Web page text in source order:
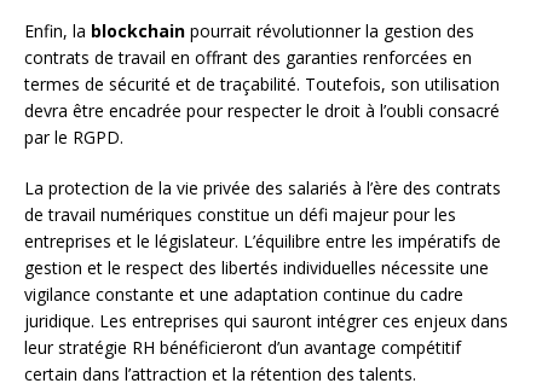
Enfin, la blockchain pourrait révolutionner la gestion des
contrats de travail en offrant des garanties renforcées en
termes de sécurité et de traçabilité. Toutefois, son utilisation
devra être encadrée pour respecter le droit à l’oubli consacré
par le RGPD.
La protection de la vie privée des salariés à l’ère des contrats
de travail numériques constitue un défi majeur pour les
entreprises et le législateur. L’équilibre entre les impératifs de
gestion et le respect des libertés individuelles nécessite une
vigilance constante et une adaptation continue du cadre
juridique. Les entreprises qui sauront intégrer ces enjeux dans
leur stratégie RH bénéficieront d’un avantage compétitif
certain dans l’attraction et la rétention des talents.